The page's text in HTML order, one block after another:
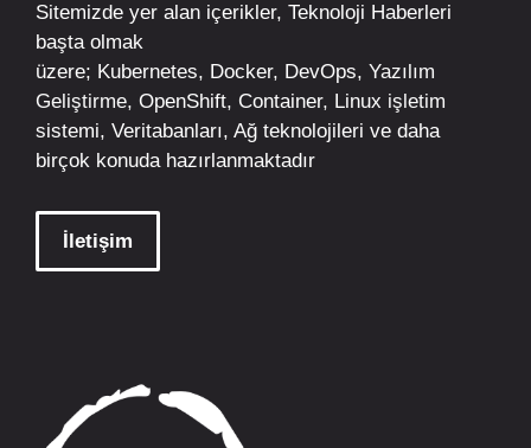
Sitemizde yer alan içerikler, Teknoloji Haberleri
başta olmak
üzere; Kubernetes, Docker, DevOps, Yazılım
Geliştirme, OpenShift, Container, Linux işletim
sistemi, Veritabanları, Ağ teknolojileri ve daha
birçok konuda hazırlanmaktadır
İletişim